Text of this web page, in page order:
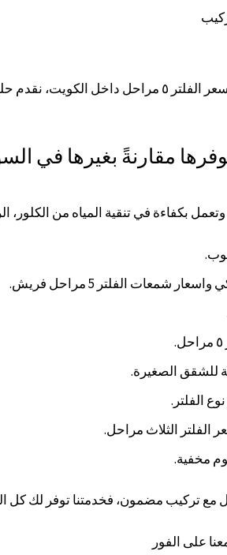
مع ازدياد الطلب على اسعار الفلتر خمس مراحل
بكفاءة في تنقية المياه من
للشقق الصغيرة.
الفلتر.
الثلاث مراحل.
مخفية.
تركيب مضمون، فخدمتنا توفر لك كل
على الفور